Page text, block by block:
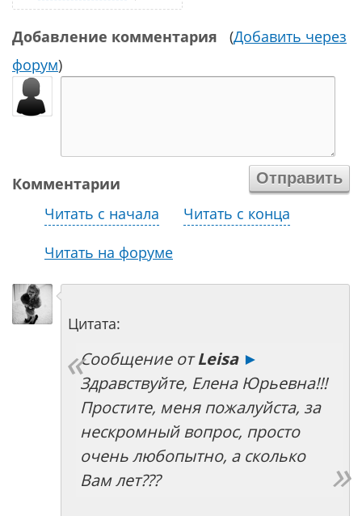
Добавление комментария (Добавить через
форум)
Комментарии
Читать с начала
Читать с конца
Читать на форуме
Цитата:
Сообщение отLeisa ►
Здравствуйте, Елена Юрьевна!!!
Простите, меня пожалуйста, за
нескромный вопрос, просто
очень любопытно, а сколько
Вам лет???